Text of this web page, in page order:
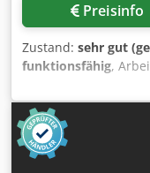
Preisinfo
Zustand: sehr gut
funktionsfähig,
mm Anzahl der
Untere 15 kW
Linke 11 kW 4.
Spindeldrehzahl
Vorschubrollen im